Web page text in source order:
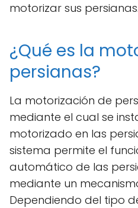
motorizar sus persianas.
¿Qué es la
persianas?
La motorización de
mediante el cual se
motorizado en las
sistema permite el
automático de las
mediante un
Dependiendo del tipo